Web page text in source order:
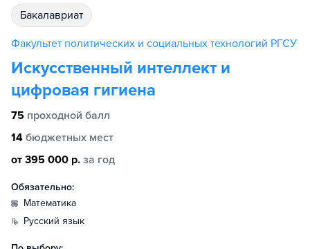
бакалавриат
Факультет политических и социальных технологий РГСУ
Искусственный интеллект и
цифровая гигиена
75 проходной балл
14 бюджетных мест
от 395 000 р. за год
Обязательно:
математика
русский язык